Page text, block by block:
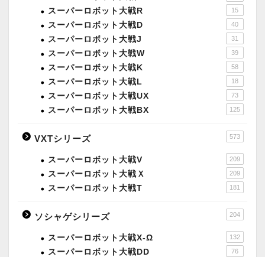
スーパーロボット大戦R 15
スーパーロボット大戦D 40
スーパーロボット大戦J 31
スーパーロボット大戦W 39
スーパーロボット大戦K 58
スーパーロボット大戦L 18
スーパーロボット大戦UX 73
スーパーロボット大戦BX 125
VXTシリーズ 573
スーパーロボット大戦V 209
スーパーロボット大戦Ｘ 209
スーパーロボット大戦T 181
ソシャゲシリーズ 204
スーパーロボット大戦X-Ω 132
スーパーロボット大戦DD 76